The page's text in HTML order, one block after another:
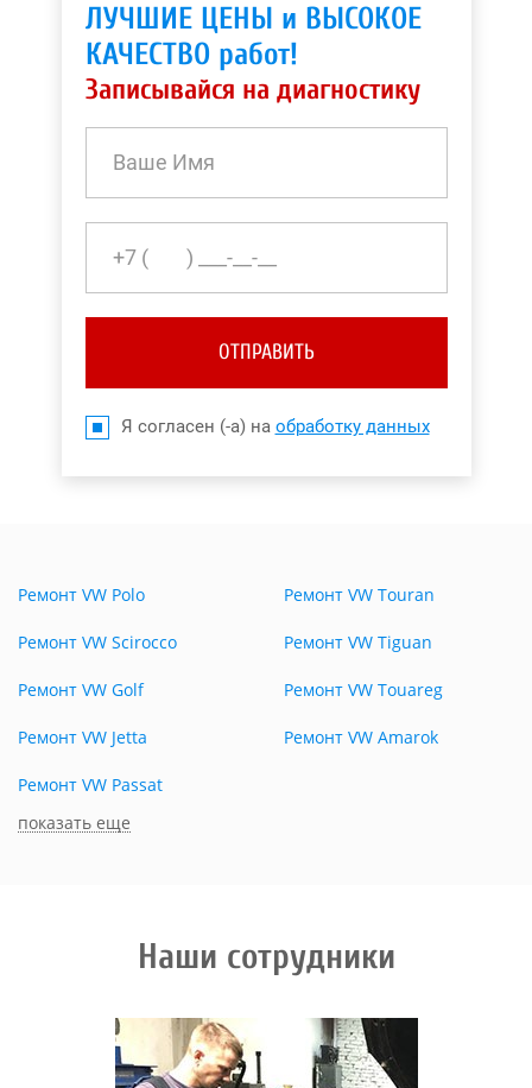
ЛУЧШИЕ ЦЕНЫ и ВЫСОКОЕ
КАЧЕСТВО работ!
Записывайся на диагностику
ОТПРАВИТЬ
Я согласен (-а) на обработку данных
Ремонт VW Polo
Ремонт VW Scirocco
Ремонт VW Golf
Ремонт VW Jetta
Ремонт VW Passat
Ремонт VW Touran
Ремонт VW Tiguan
Ремонт VW Touareg
Ремонт VW Amarok
показать еще
Наши сотрудники